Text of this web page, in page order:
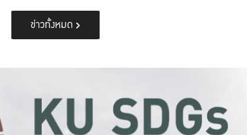
ข่าวทั้งหมด